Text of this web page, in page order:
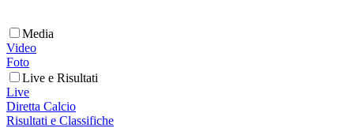
Media
Video
Foto
Live e Risultati
Live
Diretta Calcio
Risultati e Classifiche